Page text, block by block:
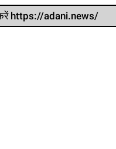
करें https://adani.news/